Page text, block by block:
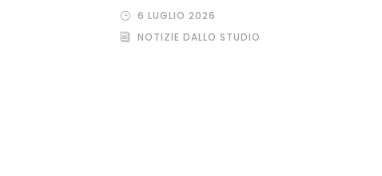
6 LUGLIO 2026
NOTIZIE DALLO STUDIO